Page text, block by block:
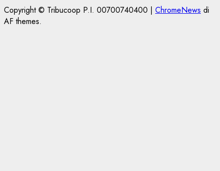
Copyright © Tribucoop P.I. 00700740400 | ChromeNews di
AF themes.